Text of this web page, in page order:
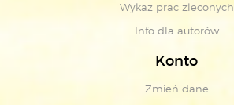
Wykaz prac zleconych
Info dla autorów
Konto
Zmień dane